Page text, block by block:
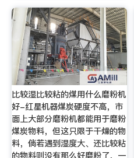
比较湿比较粘的煤用什么磨粉机
好-红星机器煤炭硬度不高，市
面上大部分磨粉机都能用于磨粉
煤炭物料，但这只限于干燥的物
料，倘若遇到湿度大、还比较粘